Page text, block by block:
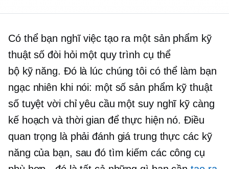
Có thể bạn nghĩ việc tạo ra một sản phẩm kỹ
thuật số đòi hỏi một quy trình cụ thể
bộ kỹ năng. Đó là lúc chúng tôi có thể làm bạn
ngạc nhiên khi nói: một số sản phẩm kỹ thuật
số tuyệt vời chỉ yêu cầu mộtsuy nghĩ kỹ càng
kế hoạch và thời gian để thực hiện nó. Điều
quan trọng là phải đánh giá trung thực các kỹ
năng của bạn, sau đó tìm kiếm các công cụ